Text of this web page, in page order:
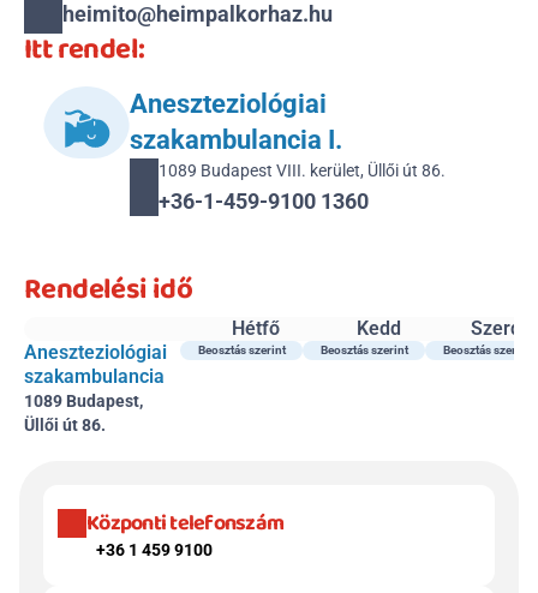
heimito@heimpalkorhaz.hu
Itt rendel:
Aneszteziológiai
szakambulancia I.
1089 Budapest VIII. kerület, Üllői út 86.
+36-1-459-9100 1360
Rendelési idő
Hétfő Kedd
Szerda
Aneszteziológiai
szakambulancia
1089 Budapest,
Üllői út 86.
Beosztás szerint Beosztás szerint Beosztás szerint
Központi telefonszám
+36 1 459 9100